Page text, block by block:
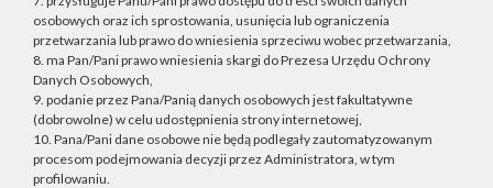
osobowych oraz ich sprostowania, usunięcia lub ograniczenia
przetwarzania lub prawo do wniesienia sprzeciwu wobec przetwarzania,
8. ma Pan/Pani prawo wniesienia skargi do Prezesa Urzędu Ochrony
Danych Osobowych,
9. podanie przez Pana/Panią danych osobowych jest fakultatywne
(dobrowolne) w celu udostępnienia strony internetowej,
10. Pana/Pani dane osobowe nie będą podlegały zautomatyzowanym
procesom podejmowania decyzji przez Administratora, w tym
profilowaniu.